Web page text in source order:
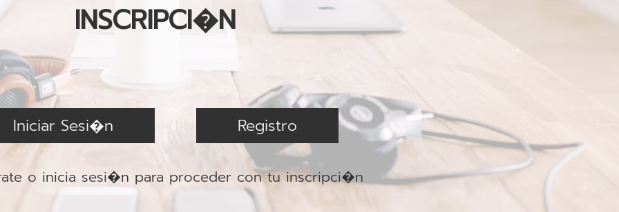
INSCRIPCI�N
Iniciar Sesi�n Registro
o inicia sesi�n para proceder con tu inscripci�n